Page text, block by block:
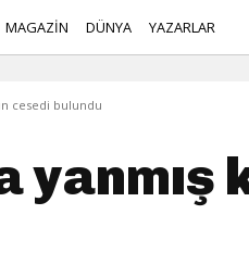
MAGAZİN DÜNYA YAZARLAR
cesedi bulundu
yanmış